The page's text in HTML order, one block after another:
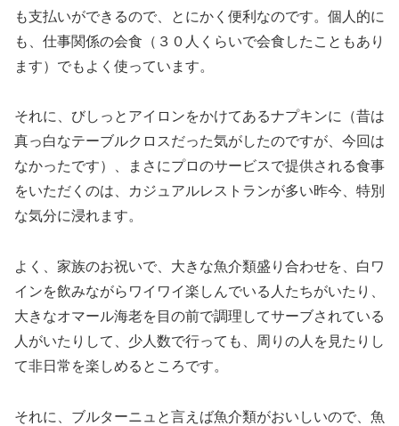
も支払いができるので、とにかく便利なのです。個人的に
も、仕事関係の会食（３０人くらいで会食したこともあり
ます）でもよく使っています。
それに、びしっとアイロンをかけてあるナプキンに（昔は
真っ白なテーブルクロスだった気がしたのですが、今回は
なかったです）、まさにプロのサービスで提供される食事
をいただくのは、カジュアルレストランが多い昨今、特別
な気分に浸れます。
よく、家族のお祝いで、大きな魚介類盛り合わせを、白ワ
インを飲みながらワイワイ楽しんでいる人たちがいたり、
大きなオマール海老を目の前で調理してサーブされている
人がいたりして、少人数で行っても、周りの人を見たりし
て非日常を楽しめるところです。
それに、ブルターニュと言えば魚介類がおいしいので、魚